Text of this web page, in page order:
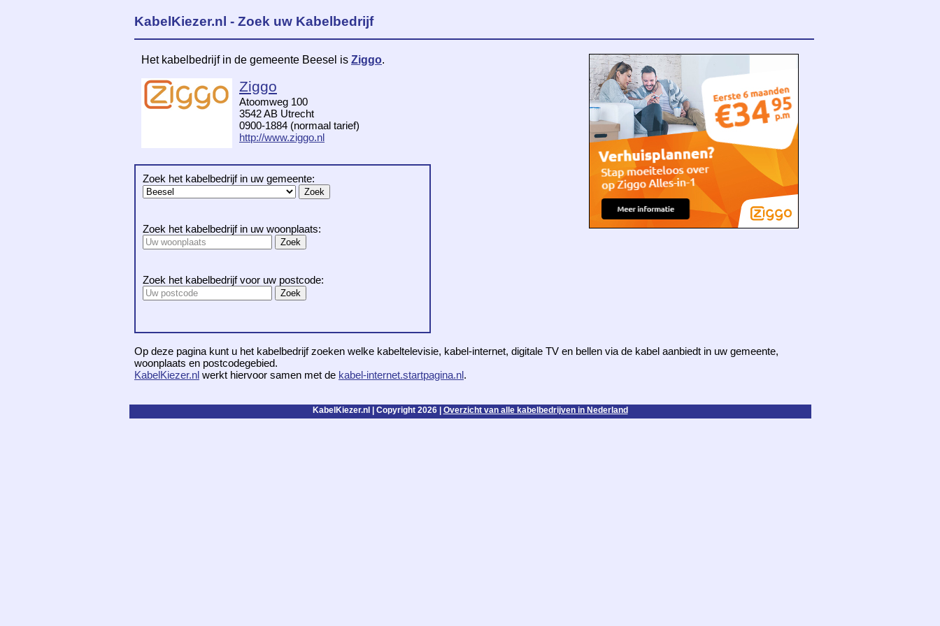
KabelKiezer.nl - Zoek uw Kabelbedrijf
Het kabelbedrijf in de gemeente Beesel is Ziggo.
Ziggo
Atoomweg 100
3542 AB Utrecht
0900-1884 (normaal tarief)
http://www.ziggo.nl
Zoek het kabelbedrijf in uw gemeente:
Zoek het kabelbedrijf in uw woonplaats:
Zoek het kabelbedrijf voor uw postcode:
Op deze pagina kunt u het kabelbedrijf zoeken welke kabeltelevisie, kabel-internet, digitale TV en bellen via de kabel aanbiedt in uw gemeente,
woonplaats en postcodegebied.
KabelKiezer.nl werkt hiervoor samen met de kabel-internet.startpagina.nl.
KabelKiezer.nl | Copyright 2026 | Overzicht van alle kabelbedrijven in Nederland